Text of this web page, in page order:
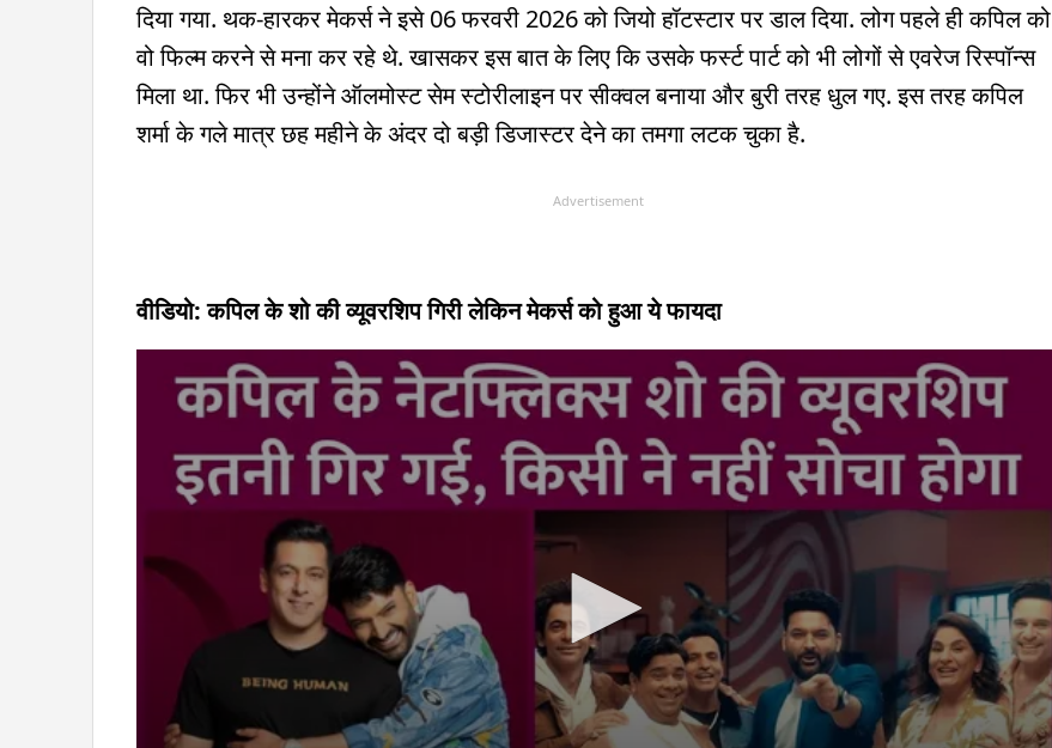
दिया गया. थक-हारकर मेकर्स ने इसे 06 फरवरी 2026 को जियो हॉटस्टार पर डाल दिया. लोग पहले ही कपिल को
वो फिल्म करने से मना कर रहे थे. खासकर इस बात के लिए कि उसके फर्स्ट पार्ट को भी लोगों से एवरेज रिस्पॉन्स
मिला था. फिर भी उन्होंने ऑलमोस्ट सेम स्टोरीलाइन पर सीक्वल बनाया और बुरी तरह धुल गए. इस तरह कपिल
शर्मा के गले मात्र छह महीने के अंदर दो बड़ी डिजास्टर देने का तमगा लटक चुका है.
Advertisement
वीडियो: कपिल के शो की व्यूवरशिप गिरी लेकिन मेकर्स को हुआ ये फायदा